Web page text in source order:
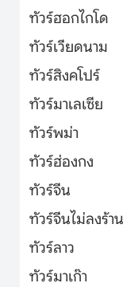
ทัวร์ฮอกไกโด
ทัวร์เวียดนาม
ทัวร์สิงคโปร์
ทัวร์มาเลเซีย
ทัวร์พม่า
ทัวร์ฮ่องกง
ทัวร์จีน
ทัวร์จีนไม่ลงร้าน
ทัวร์ลาว
ทัวร์มาเก๊า